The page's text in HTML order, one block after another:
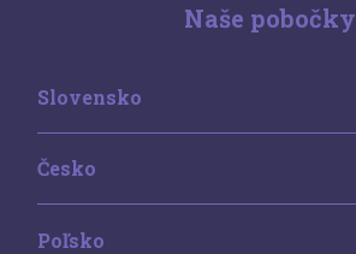
Naše pobočky
Slovensko
Česko
Poľsko